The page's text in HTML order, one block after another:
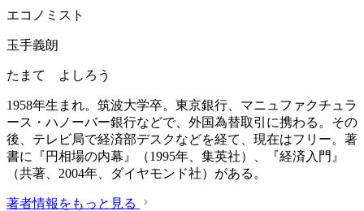
エコノミスト
玉手義朗
たまて よしろう
1958年生まれ。筑波大学卒。東京銀行、マニュファクチュラ
ース・ハノーバー銀行などで、外国為替取引に携わる。その
後、テレビ局で経済部デスクなどを経て、現在はフリー。著
書に『円相場の内幕』（1995年、集英社）、『経済入門』
（共著、2004年、ダイヤモンド社）がある。
著者情報をもっと見る